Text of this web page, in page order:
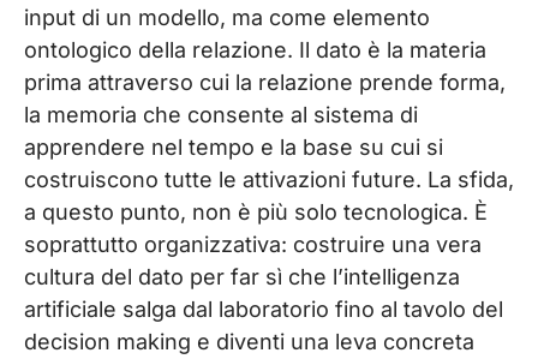
input di un modello, ma come elemento
ontologico della relazione. Il dato è la materia
prima attraverso cui la relazione prende forma,
la memoria che consente al sistema di
apprendere nel tempo e la base su cui si
costruiscono tutte le attivazioni future. La sfida,
a questo punto, non è più solo tecnologica. È
soprattutto organizzativa: costruire una vera
cultura del dato per far sì che l’intelligenza
artificiale salga dal laboratorio fino al tavolo del
decision making e diventi una leva concreta